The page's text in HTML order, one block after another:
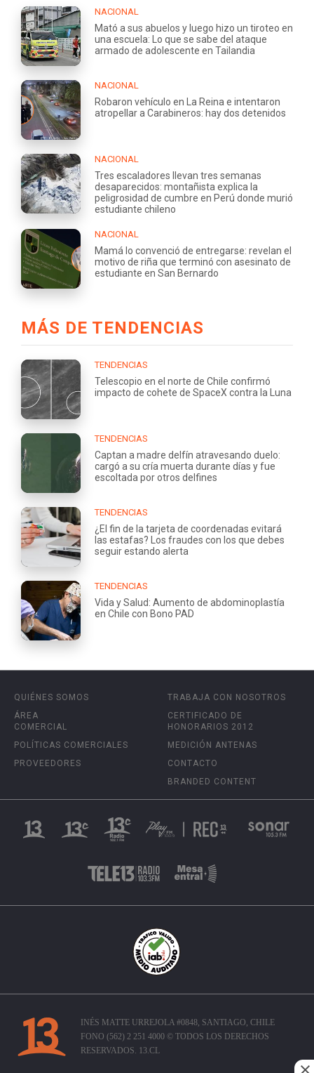
NACIONAL
Mató a sus abuelos y luego hizo un tiroteo en
una escuela: Lo que se sabe del ataque
armado de adolescente en Tailandia
NACIONAL
Robaron vehículo en La Reina e intentaron
atropellar a Carabineros: hay dos detenidos
NACIONAL
Tres escaladores llevan tres semanas
desaparecidos: montañista explica la
peligrosidad de cumbre en Perú donde murió
estudiante chileno
NACIONAL
Mamá lo convenció de entregarse: revelan el
motivo de riña que terminó con asesinato de
estudiante en San Bernardo
MÁS DE TENDENCIAS
TENDENCIAS
Telescopio en el norte de Chile confirmó
impacto de cohete de SpaceX contra la Luna
TENDENCIAS
Captan a madre delfín atravesando duelo:
cargó a su cría muerta durante días y fue
escoltada por otros delfines
TENDENCIAS
¿El fin de la tarjeta de coordenadas evitará
las estafas? Los fraudes con los que debes
seguir estando alerta
TENDENCIAS
Vida y Salud: Aumento de abdominoplastía
en Chile con Bono PAD
QUIÉNES SOMOS
ÁREA
COMERCIAL
POLÍTICAS COMERCIALES
PROVEEDORES
TRABAJA CON NOSOTROS
CERTIFICADO DE
HONORARIOS 2012
MEDICIÓN ANTENAS
CONTACTO
BRANDED CONTENT
INÉS MATTE URREJOLA #0848, SANTIAGO, CHILE
FONO (562) 2 251 4000 © TODOS LOS DERECHOS
RESERVADOS. 13.CL